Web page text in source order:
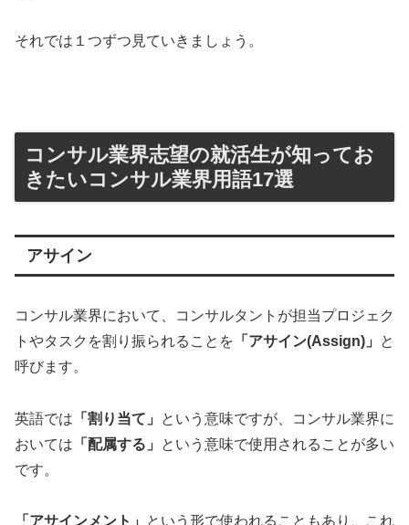
それでは１つずつ見ていきましょう。
コンサル業界志望の就活生が知ってお
きたいコンサル業界用語17選
アサイン
コンサル業界において、コンサルタントが担当プロジェク
トやタスクを割り振られることを 「アサイン(Assign)」
と
呼びます。
英語では 「割り当て」
という意味ですが、コンサル業界に
おいては 「配属する」
という意味で使用されることが多い
です。
「アサインメント」
という形で使われることもあり、これ